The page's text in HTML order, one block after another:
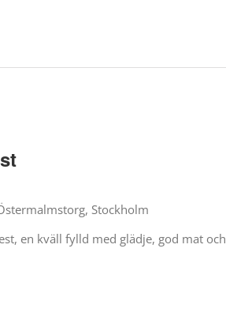
Stockholm
en kväll fylld med glädje, god mat och